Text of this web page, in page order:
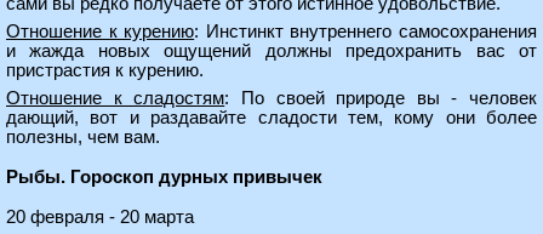
Отношение к курению: Инстинкт внутреннего самосохранения
и жажда новых ощущений должны предохранить вас от
пристрастия к курению.
Отношение к сладостям: По своей природе вы - человек
дающий, вот и раздавайте сладости тем, кому они более
полезны, чем вам.
Рыбы. Гороскоп дурных привычек
20 февраля - 20 марта